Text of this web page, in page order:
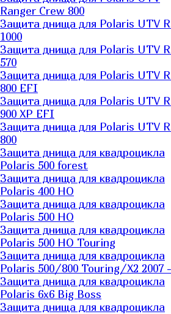
Ranger Сrew 800
Защита днища для Polaris UTV
1000
Защита днища для Polaris UTV
570
Защита днища для Polaris UTV
800 EFI
Защита днища для Polaris UTV
900 XP EFI
Защита днища для Polaris UTV
800
Защита днища для квадроцикла
Polaris 500 forest
Защита днища для квадроцикла
Polaris 400 HO
Защита днища для квадроцикла
Polaris 500 HO
Защита днища для квадроцикла
Polaris 500 HO Touring
Защита днища для квадроцикла
Polaris 500/800 Touring/X2 2007 -
Защита днища для квадроцикла
Polaris 6х6 Big Boss
Защита днища для квадроцикла